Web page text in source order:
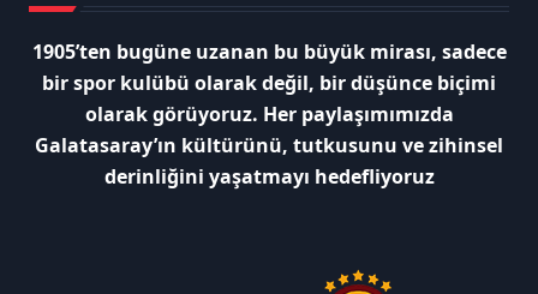
1905’ten bugüne uzanan bu büyük mirası, sadece
bir spor kulübü olarak değil, bir düşünce biçimi
olarak görüyoruz. Her paylaşımımızda
Galatasaray’ın kültürünü, tutkusunu ve zihinsel
derinliğini yaşatmayı hedefliyoruz